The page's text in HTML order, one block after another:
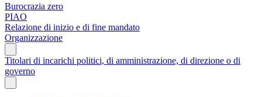
Burocrazia zero
PIAO
Relazione di inizio e di fine mandato
Organizzazione
Titolari di incarichi politici, di amministrazione, di direzione o di
governo